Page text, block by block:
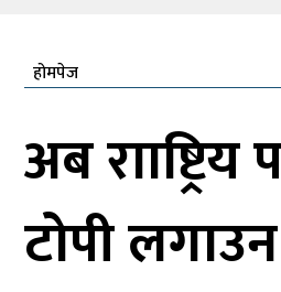
होमपेज
अब
टोपी